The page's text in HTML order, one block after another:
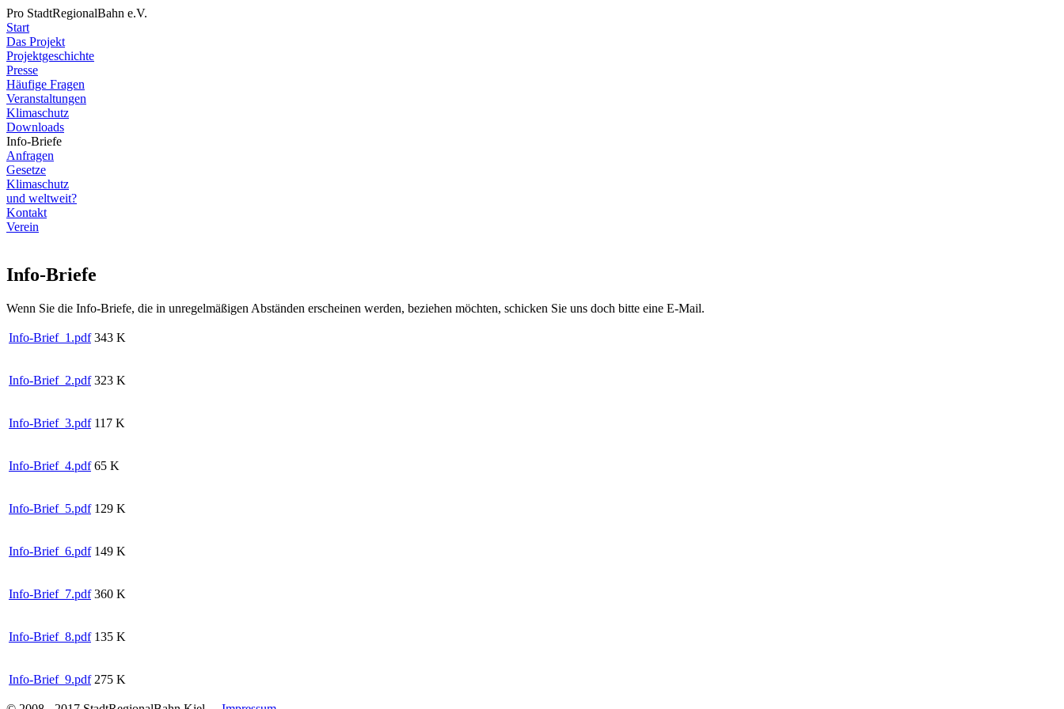
Pro StadtRegionalBahn e.V.
Start
Das Projekt
Projektgeschichte
Presse
Häufige Fragen
Veranstaltungen
Klimaschutz
Downloads
Info-Briefe
Anfragen
Gesetze
Klimaschutz
und weltweit?
Kontakt
Verein
Info-Briefe
Wenn Sie die Info-Briefe, die in unregelmäßigen Abständen erscheinen werden, beziehen möchten, schicken Sie uns doch bitte eine E-Mail.
Info-Brief_1.pdf 343 K
Info-Brief_2.pdf 323 K
Info-Brief_3.pdf 117 K
Info-Brief_4.pdf 65 K
Info-Brief_5.pdf 129 K
Info-Brief_6.pdf 149 K
Info-Brief_7.pdf 360 K
Info-Brief_8.pdf 135 K
Info-Brief_9.pdf 275 K